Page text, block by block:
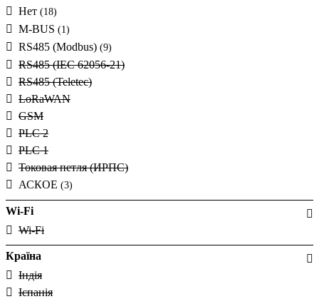
2000
300
50А
5А (3)
600
6000А
65А
Нет (18)
M-BUS (1)
RS485 (Modbus) (9)
RS485 (IEC 62056-21)
RS485 (Teletec)
LoRaWAN
GSM
PLC 2
PLC 1
Токовая петля (ИРПС)
АСКОЕ (3)
Wi-Fi
Wi-Fi
Країна
Індія
Іспанія